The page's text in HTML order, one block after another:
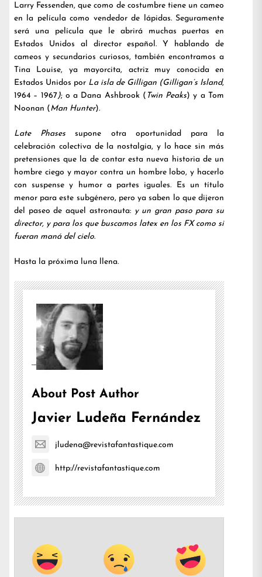
Larry Fessenden, que como de costumbre tiene un cameo
en la película como vendedor de lápidas. Seguramente
será una película que le abrirá muchas puertas en
Estados Unidos al director español. Y hablando de
cameos y secundarios curiosos, también encontramos a
Tina Louise, ya mayorcita, actriz muy conocida en
Estados Unidos por La isla de Gilligan (Gilligan’s Island,
1964 – 1967); o a Dana Ashbrook ( Twin Peaks) y a Tom
Noonan ( Man Hunter).
Late Phasessupone otra oportunidad para la
celebración colectiva de la nostalgia, y lo hace sin más
pretensiones que la de contar esta nueva historia de un
hombre ciego y mayor contra un hombre lobo, y hacerlo
con suspense y humor a partes iguales. Es un título
menor para este subgénero, pero ya saben lo que dijeron
del paseo de aquel astronauta: y un gran paso para su
director, y para los que buscamos latex en los FX como si
fueran maná del cielo.
Hasta la próxima luna llena.
About Post Author
Javier Ludeña Fernández
jludena@revistafantastique.com
http://revistafantastique.com